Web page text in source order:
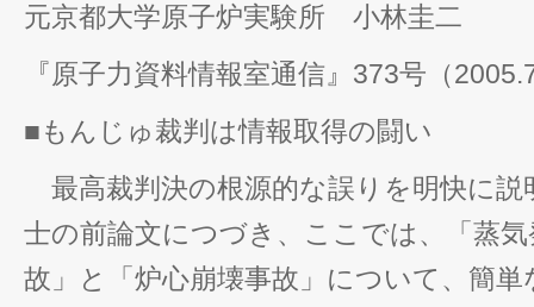
元京都大学原子炉実験所 小林圭二
『原子力資料情報室通信』373号（
■もんじゅ裁判は情報取得の闘い
最高裁判決の根源的な誤りを明快に説
士の前論文につづき、ここでは、「蒸
故」と「炉心崩壊事故」について、簡